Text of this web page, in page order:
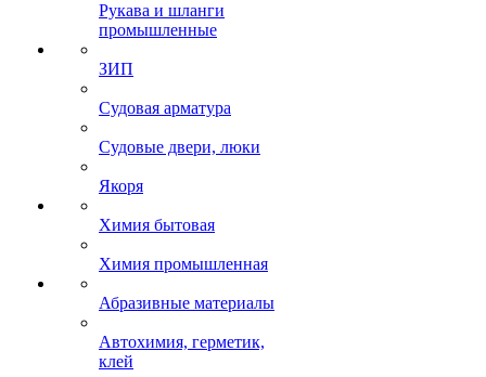
Рукава и шланги
промышленные
ЗИП
Судовая арматура
Судовые двери, люки
Якоря
Химия бытовая
Химия промышленная
Абразивные материалы
Автохимия, герметик,
клей